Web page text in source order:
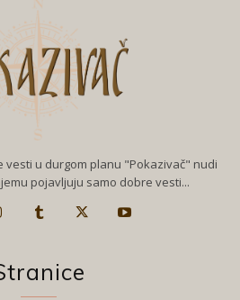
vesti u durgom planu "Pokazivač" nudi
pojavljuju samo dobre vesti...